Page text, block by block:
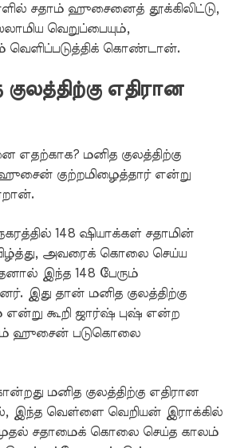
சதாம் ஹுசைனைத் தூக்கிலிட்டு,
வெறுப்பையும்,
வெளிப்படுத்திக் கொண்டான்.
எதிரான
மனித குலத்திற்கு
ஹுசைன் குற்றமிழைத்தார் என்று
148 ஷியாக்கள் சதாமின்
அவரைக் கொலை செய்ய
இந்த 148 பேரும்
இது தான் மனித குலத்திற்கு
என்று கூறி ஜார்ஷ் புஷ் என்ற
ஹுசைன் படுகொலை
மனித குலத்திற்கு எதிரான
இந்த வெள்ளை வெறியன் இராக்கில்
சதாமைக் கொலை செய்த காலம்